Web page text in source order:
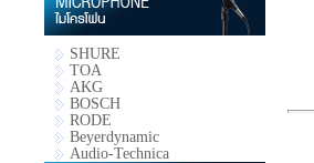
SHURE
TOA
AKG
BOSCH
RODE
Beyerdynamic
Audio-Technica